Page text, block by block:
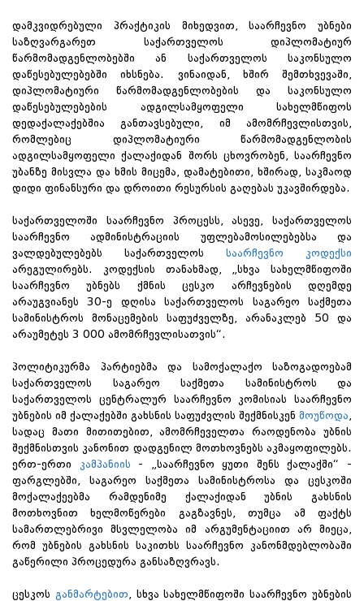
დამკვიდრებული პრაქტიკის მიხედვით, საარჩევნო უბნები
საზღვარგარეთ საქართველოს დიპლომატიურ
წარმომადგენლობებში ან საქართველოს საკონსულო
დაწესებულებებში იხსნება. ვინაიდან, ხშირ შემთხვევაში,
დიპლომატიური წარმომადგენლობების და საკონსულო
დაწესებულებების ადგილსამყოფელი სახელმწიფოს
დედაქალაქებშია განთავსებული, იმ ამომრჩევლისთვის,
რომლებიც დიპლომატიური წარმომადგენლობის
ადგილსამყოფელი ქალაქიდან შორს ცხოვრობენ, საარჩევნო
უბანზე მისვლა და ხმის მიცემა, დამატებითი, ხშირად, საკმაოდ
დიდი ფინანსური და დროითი რესურსის გაღებას უკავშირდება.
საქართველოში საარჩევნო პროცესს, ასევე, საქართველოს
საარჩევნო ადმინისტრაციის უფლებამოსილებებსა და
ვალდებულებებს საქართველოს საარჩევნო კოდექსი
არეგულირებს. კოდექსის თანახმად, „სხვა სახელმწიფოში
საარჩევნო უბნებს ქმნის ცესკო არჩევნების დღემდე
არაუგვიანეს 30-ე დღისა საქართველოს საგარეო საქმეთა
სამინისტროს მონაცემების საფუძველზე, არანაკლებ 50 და
არაუმეტეს 3 000 ამომრჩევლისათვის“.
პოლიტიკურმა პარტიებმა და სამოქალაქო საზოგადოებამ
საქართველოს საგარეო საქმეთა სამინისტროს და
საქართველოს ცენტრალურ საარჩევნო კომისიას საარჩევნო
უბნების იმ ქალაქებში გახსნის საფუძვლის შექმნისკენ მოუწოდა
სადაც მათი მითითებით, ამომრჩეველთა რაოდენობა უბნის
შექმნისთვის კანონით დადგენილ მოთხოვნებს აკმაყოფილებს.
ერთ-ერთი
კამპანიის - „საარჩევნო ყუთი შენს ქალაქში“ -
ფარგლებში, საგარეო საქმეთა სამინისტროსა და ცესკოში
მოქალაქეებმა რამდენიმე ქალაქიდან უბნის გახსნის
მოთხოვნით ხელმოწერები გაგზავნეს, თუმცა ამ ფაქტს
სამართლებრივი მსვლელობა იმ არგუმენტაციით არ მიეცა,
რომ უბნების გახსნის საკითხს საარჩევნო კანონმდებლობაში
გაწერილი პროცედურა განსაზღვრავს.
ცესკოს განმარტებით , სხვა სახელმწიფოში საარჩევნო უბნების